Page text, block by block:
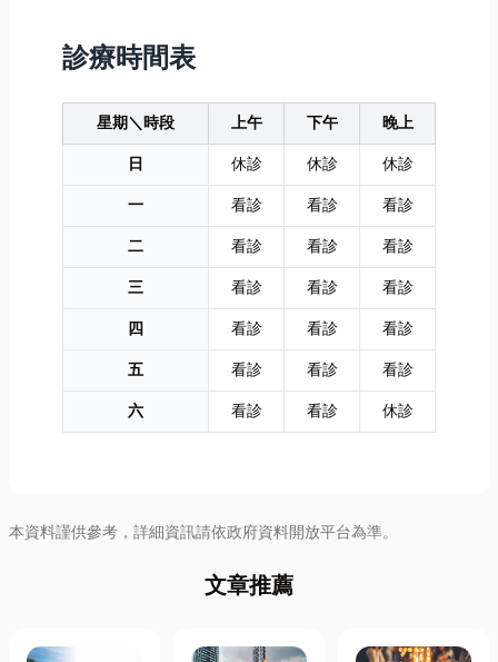
診療時間表
星期＼時段 上午 下午
晚上
日
休診 休診
休診
一
看診 看診
看診
二
看診 看診
看診
三
看診 看診
看診
四
看診 看診
看診
五
看診 看診
看診
六
看診 看診 休診
本資料謹供參考，詳細資訊請依政府資料開放平台為準。
文章推薦